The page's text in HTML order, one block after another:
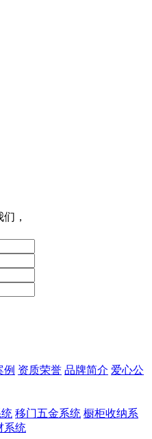
，
例 资质荣誉 品牌简介 爱心公
移门五金系统 橱柜收纳系
系统